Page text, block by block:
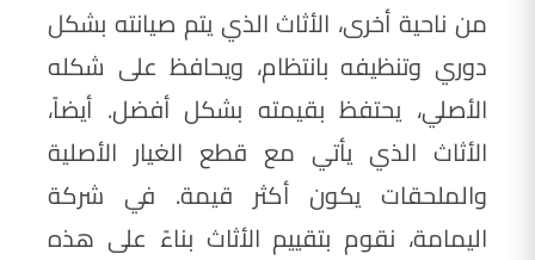
من ناحية أخرى، الأثاث الذي يتم صيانته بشكل
دوري وتنظيفه بانتظام، ويحافظ على شكله
الأصلي، يحتفظ بقيمته بشكل أفضل. أيضاً،
الأثاث الذي يأتي مع قطع الغيار الأصلية
والملحقات يكون أكثر قيمة. في شركة
اليمامة، نقوم بتقييم الأثاث بناءً على هذه